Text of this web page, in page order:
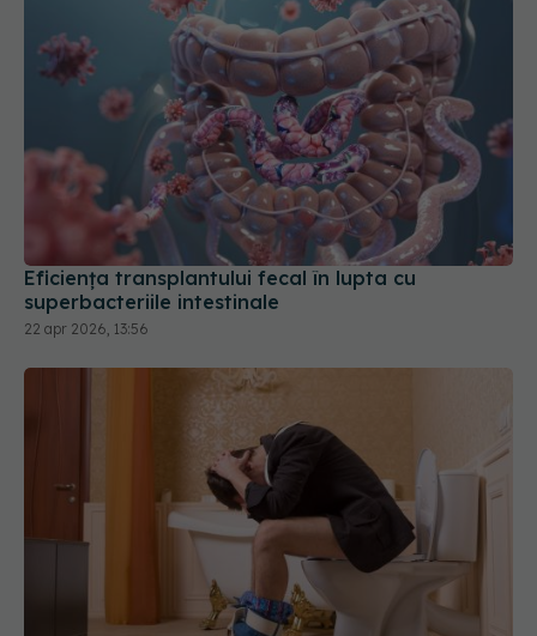
Eficiența transplantului fecal în lupta cu
superbacteriile intestinale
22 apr 2026, 13:56
Problemele de la toaletă care pot afecta grav
sănătatea